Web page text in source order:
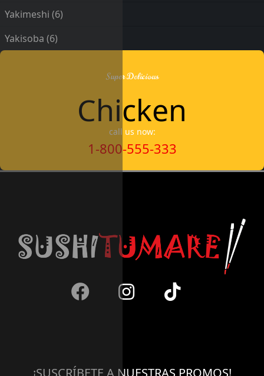
Yakimeshi (6)
Yakisoba (6)
Super Delicious
Chicken
call us now:
1-800-555-333
¡SUSCRÍBETE A NUESTRAS PROMOS!